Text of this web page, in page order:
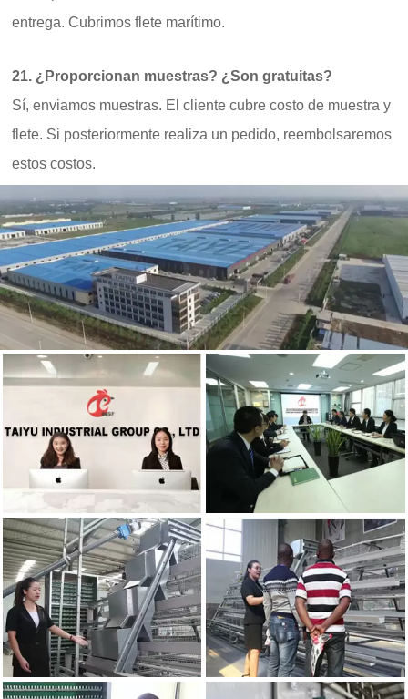
entrega. Cubrimos flete marítimo.
21. ¿Proporcionan muestras? ¿Son gratuitas?
Sí, enviamos muestras. El cliente cubre costo de muestra y
flete. Si posteriormente realiza un pedido, reembolsaremos
estos costos.